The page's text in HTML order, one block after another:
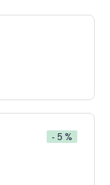
- 5 %